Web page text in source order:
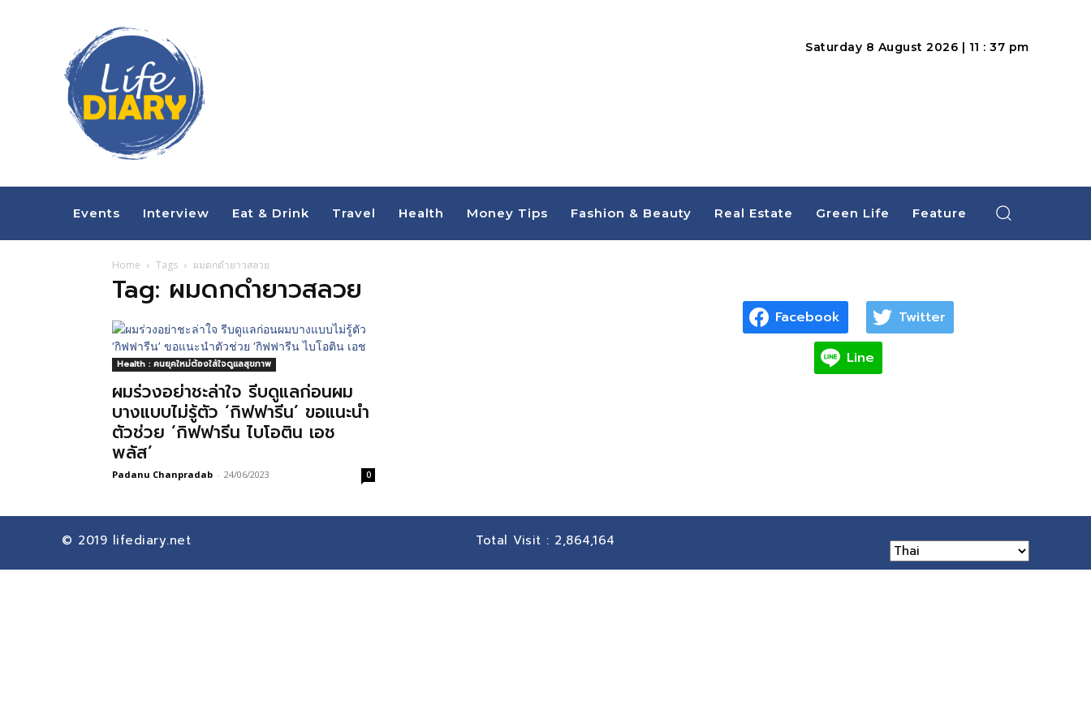
Saturday 8 August 2026 | 11 : 37 pm
Events Interview Eat & Drink Travel Health Money Tips Fashion & Beauty Real Estate Green Life Feature
Home Tags ผมดกดำยาวสลวย
Tag: ผมดกดำยาวสลวย
Health : คนยุคใหม่ต้องใส่ใจดูแลสุขภาพ
ผมร่วงอย่าชะล่าใจ รีบดูแลก่อนผม
บางแบบไม่รู้ตัว ‘กิฟฟารีน’ ขอแนะนำ
ตัวช่วย ‘กิฟฟารีน ไบโอติน เอช
พลัส’
Padanu Chanpradab - 24/06/2023 0
Facebook Twitter
Line
© 2019 lifediary.net Total Visit : 2,864,164